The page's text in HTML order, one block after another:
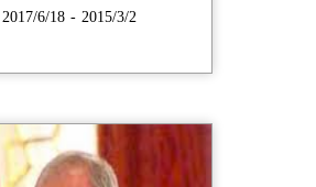
2015/3/2 - 2017/6/18